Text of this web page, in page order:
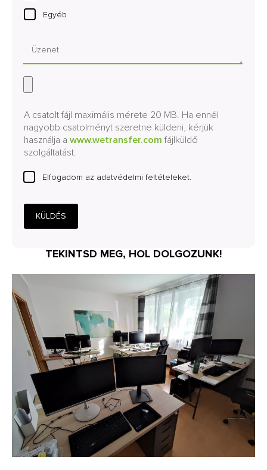
Egyéb
A csatolt fájl maximális mérete 20 MB. Ha ennél
nagyobb csatolményt szeretne küldeni, kérjük
használja a www.wetransfer.com fájlküldő
szolgáltatást.
Elfogadom az adatvédelmi feltételeket.
KÜLDÉS
TEKINTSD MEG, HOL DOLGOZUNK!